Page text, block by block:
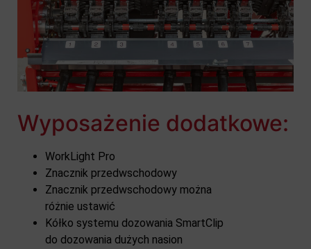
Wyposażenie dodatkowe:
WorkLight Pro
Znacznik przedwschodowy
Znacznik przedwschodowy można
różnie ustawić
Kółko systemu dozowania SmartClip
do dozowania dużych nasion